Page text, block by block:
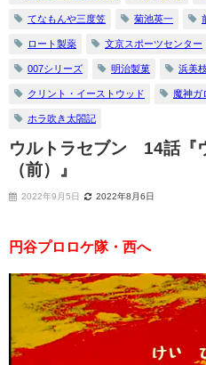
てなもんや三度笠 菊池英一
ロート製薬 文京スポーツセンター
007シリーズ 明治製菓 浜美
クリント・イーストウッド 魔神ガ
ホラ吹き太閤記
ウルトラセブン 14話『
（前）』
2022年9月5日 2022年8月6日
円谷プロロケ隊・西へ